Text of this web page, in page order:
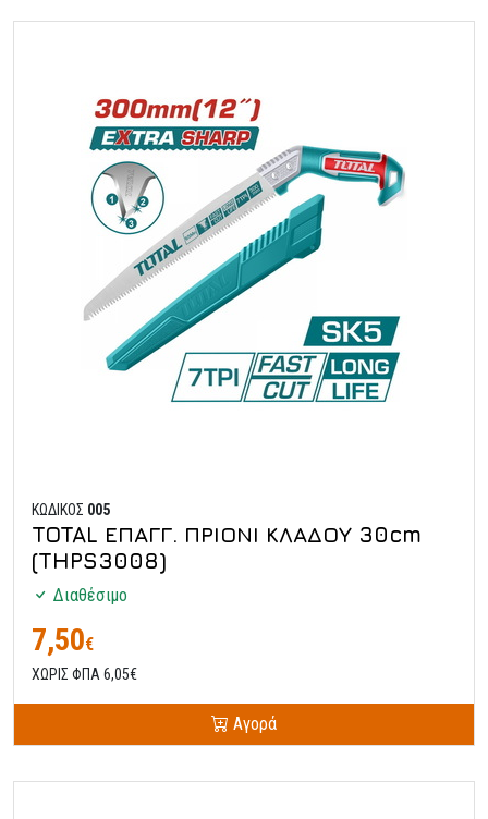
ΚΩΔΙΚΟΣ 005
TOTAL ΕΠΑΓΓ. ΠΡΙΟΝΙ ΚΛΑΔΟΥ 30cm
(THPS3008)
Διαθέσιμο
7,50€
ΧΩΡΙΣ ΦΠΑ 6,05€
Αγορά